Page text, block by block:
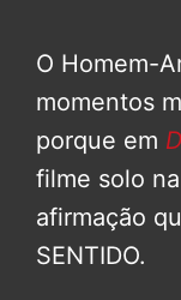
O Homem-
momentos
porque em
filme solo
afirmação
SENTIDO.